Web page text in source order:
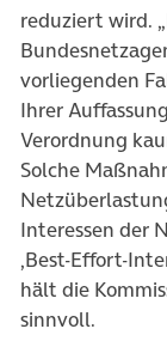
reduziert wird.
vorliegenden
Ihrer
Verordnung
Solche
Interessen der
‚Best-Effort-
hält die
sinnvoll.